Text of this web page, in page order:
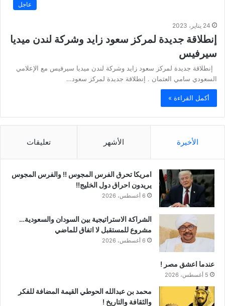
عاجل
24 يناير، 2023
إنطلاقة جديدة لمركز سعود زايد وشركة لندن ميديا
سيرفيس
إنطلاقة جديدة لمركز سعود زايد وشركة لندن ميديا سيرفيس مع الإعلامي
السعودي سامي العثمان . إنطلاقة جديدة لمركز سعود…
أكمل القراءة »
الأخيرة الأشهر تعليقات
امريكا تحرق الفرس المجوس !! والفرس المجوس
يريدون احراق دول الخليج!!
6 أغسطس، 2026
الشراكة الاستراتيجية بين السودان والسعودية…
مشروع للمستقبل لا اتفاق للماضي
6 أغسطس، 2026
عندما اعشق مصر !
5 أغسطس، 2026
محمد بن عبدالله الحوطي القيمة المضافة للفكر
والثقافة والتاريخ !